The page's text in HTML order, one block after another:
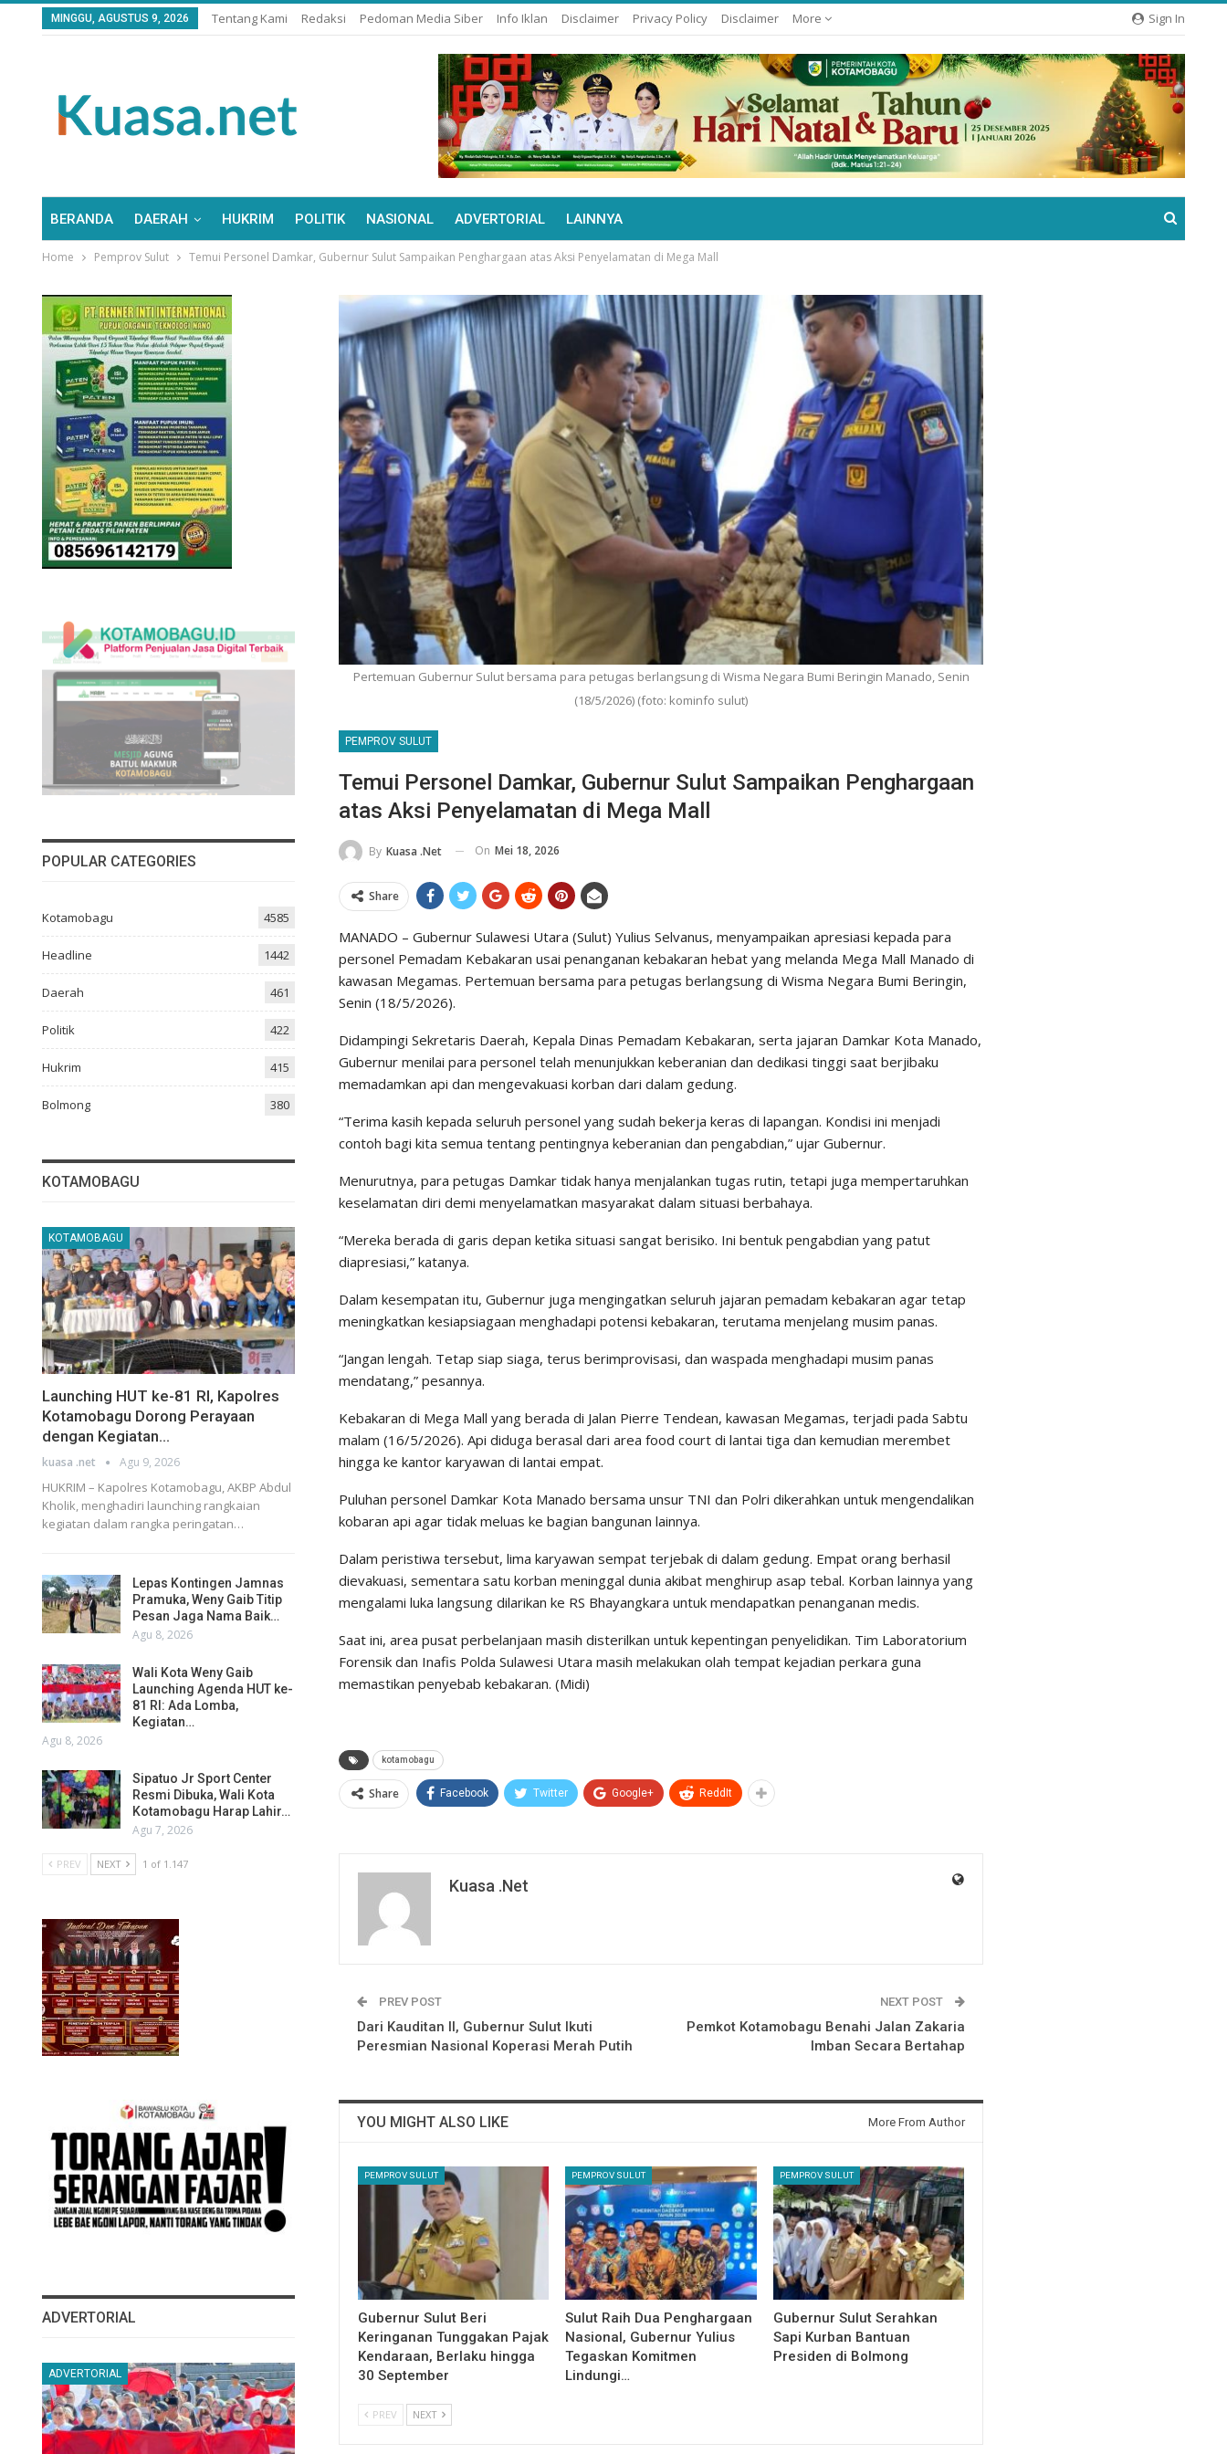
Sign In
MINGGU, AGUSTUS 9, 2026 Tentang Kami Redaksi Pedoman Media Siber Info Iklan Disclaimer Privacy Policy Disclaimer More
BERANDA DAERAH HUKRIM POLITIK NASIONAL ADVERTORIAL LAINNYA
Home Pemprov Sulut Temui Personel Damkar, Gubernur Sulut Sampaikan Penghargaan atas Aksi Penyelamatan di Mega Mall
Pertemuan Gubernur Sulut bersama para petugas berlangsung di Wisma Negara Bumi Beringin Manado, Senin
(18/5/2026) (foto: kominfo sulut)
PEMPROV SULUT
Temui Personel Damkar, Gubernur Sulut Sampaikan Penghargaan
atas Aksi Penyelamatan di Mega Mall
By Kuasa .net On Mei 18, 2026
Share
MANADO – Gubernur Sulawesi Utara (Sulut) Yulius Selvanus, menyampaikan apresiasi kepada para
personel Pemadam Kebakaran usai penanganan kebakaran hebat yang melanda Mega Mall Manado di
kawasan Megamas. Pertemuan bersama para petugas berlangsung di Wisma Negara Bumi Beringin,
Senin (18/5/2026).
Didampingi Sekretaris Daerah, Kepala Dinas Pemadam Kebakaran, serta jajaran Damkar Kota Manado,
Gubernur menilai para personel telah menunjukkan keberanian dan dedikasi tinggi saat berjibaku
memadamkan api dan mengevakuasi korban dari dalam gedung.
“Terima kasih kepada seluruh personel yang sudah bekerja keras di lapangan. Kondisi ini menjadi
contoh bagi kita semua tentang pentingnya keberanian dan pengabdian,” ujar Gubernur.
Menurutnya, para petugas Damkar tidak hanya menjalankan tugas rutin, tetapi juga mempertaruhkan
keselamatan diri demi menyelamatkan masyarakat dalam situasi berbahaya.
“Mereka berada di garis depan ketika situasi sangat berisiko. Ini bentuk pengabdian yang patut
diapresiasi,” katanya.
Dalam kesempatan itu, Gubernur juga mengingatkan seluruh jajaran pemadam kebakaran agar tetap
meningkatkan kesiapsiagaan menghadapi potensi kebakaran, terutama menjelang musim panas.
“Jangan lengah. Tetap siap siaga, terus berimprovisasi, dan waspada menghadapi musim panas
mendatang,” pesannya.
Kebakaran di Mega Mall yang berada di Jalan Pierre Tendean, kawasan Megamas, terjadi pada Sabtu
malam (16/5/2026). Api diduga berasal dari area food court di lantai tiga dan kemudian merembet
hingga ke kantor karyawan di lantai empat.
Puluhan personel Damkar Kota Manado bersama unsur TNI dan Polri dikerahkan untuk mengendalikan
kobaran api agar tidak meluas ke bagian bangunan lainnya.
Dalam peristiwa tersebut, lima karyawan sempat terjebak di dalam gedung. Empat orang berhasil
dievakuasi, sementara satu korban meninggal dunia akibat menghirup asap tebal. Korban lainnya yang
mengalami luka langsung dilarikan ke RS Bhayangkara untuk mendapatkan penanganan medis.
Saat ini, area pusat perbelanjaan masih disterilkan untuk kepentingan penyelidikan. Tim Laboratorium
Forensik dan Inafis Polda Sulawesi Utara masih melakukan olah tempat kejadian perkara guna
memastikan penyebab kebakaran. (Midi)
kotamobagu
Share Facebook Twitter Google+ ReddIt
Kuasa .net
PREV POST
Dari Kauditan II, Gubernur Sulut Ikuti
Peresmian Nasional Koperasi Merah Putih
NEXT POST
Pemkot Kotamobagu Benahi Jalan Zakaria
Imban Secara Bertahap
YOU MIGHT ALSO LIKE More From Author
PEMPROV SULUT
Gubernur Sulut Beri
Keringanan Tunggakan Pajak
Kendaraan, Berlaku hingga
30 September
PEMPROV SULUT
Sulut Raih Dua Penghargaan
Nasional, Gubernur Yulius
Tegaskan Komitmen
Lindungi…
PEMPROV SULUT
Gubernur Sulut Serahkan
Sapi Kurban Bantuan
Presiden di Bolmong
PREV NEXT
POPULAR CATEGORIES
Kotamobagu 4585
Headline 1442
Daerah 461
Politik 422
Hukrim 415
Bolmong 380
KOTAMOBAGU
KOTAMOBAGU
Launching HUT ke-81 RI, Kapolres
Kotamobagu Dorong Perayaan
dengan Kegiatan…
kuasa .net Agu 9, 2026
HUKRIM – Kapolres Kotamobagu, AKBP Abdul
Kholik, menghadiri launching rangkaian
kegiatan dalam rangka peringatan…
Lepas Kontingen Jamnas
Pramuka, Weny Gaib Titip
Pesan Jaga Nama Baik…
Agu 8, 2026
Wali Kota Weny Gaib
Launching Agenda HUT ke-
81 RI: Ada Lomba,
Kegiatan…
Agu 8, 2026
Sipatuo Jr Sport Center
Resmi Dibuka, Wali Kota
Kotamobagu Harap Lahir…
Agu 7, 2026
PREV NEXT 1 of 1.147
ADVERTORIAL
ADVERTORIAL